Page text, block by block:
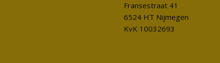
Fransestraat 41
6524 HT Nijmegen
KvK 10032693